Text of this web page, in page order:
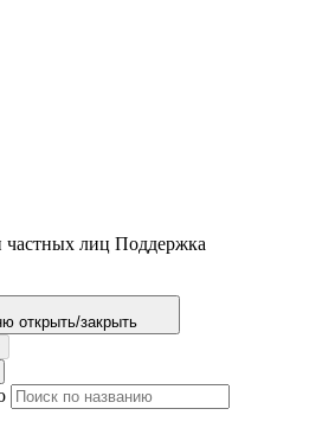
частных лиц Поддержка
открыть/закрыть